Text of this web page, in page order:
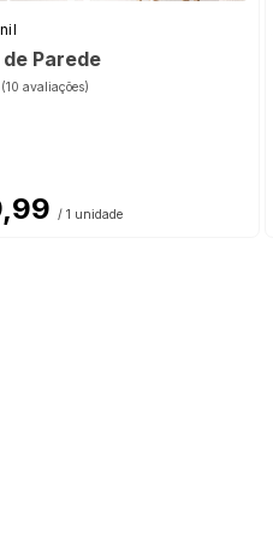
Parede
(10 avaliações)
/ 1 unidade